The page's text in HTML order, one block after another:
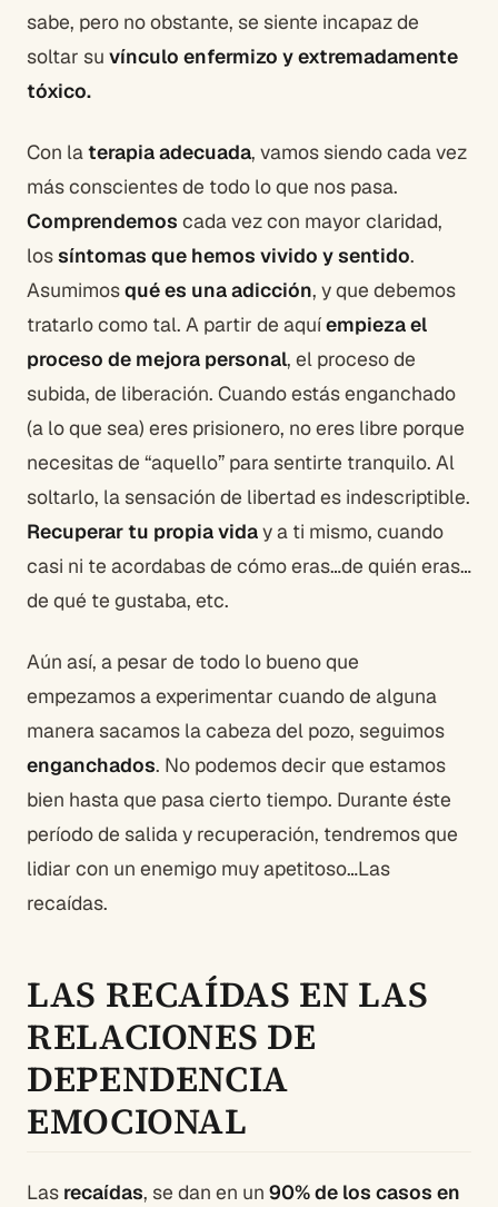
sabe, pero no obstante, se siente incapaz de
soltar su vínculo enfermizo y extremadamente
tóxico.
Con laterapia adecuada, vamos siendo cada vez
más conscientes de todo lo que nos pasa.
Comprendemos cada vez con mayor claridad,
lossíntomas que hemos vivido y sentido.
Asumimosqué es una adicción, y que debemos
tratarlo como tal. A partir de aquíempieza el
proceso de mejora personal, el proceso de
subida, de liberación. Cuando estás enganchado
(a lo que sea) eres prisionero, no eres libre porque
necesitas de “aquello” para sentirte tranquilo. Al
soltarlo, la sensación de libertad es indescriptible.
Recuperar tu propia viday a ti mismo, cuando
casi ni te acordabas de cómo eras…de quién eras…
de qué te gustaba, etc.
Aún así, a pesar de todo lo bueno que
empezamos a experimentar cuando de alguna
manera sacamos la cabeza del pozo, seguimos
enganchados. No podemos decir que estamos
bien hasta que pasa cierto tiempo. Durante éste
período de salida y recuperación, tendremos que
lidiar con un enemigo muy apetitoso…Las
recaídas.
LAS RECAÍDAS EN LAS
RELACIONES DE
DEPENDENCIA
EMOCIONAL
Las recaídas, se dan en un 90% de los casos en